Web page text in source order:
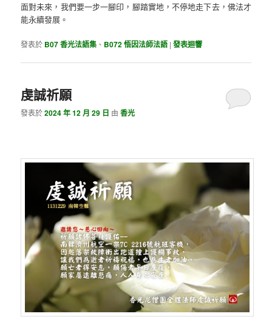
面對未來，我們要一步一腳印，腳踏實地，不停地走下去，佛法才
能永續發展。
發表於 B07 香光法語集 、 B072 悟因法師法語 |發表迴響
虔誠祈願
發表於2024 年 12 月 29 日 由香光